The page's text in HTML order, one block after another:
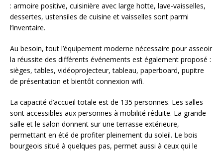
: armoire positive, cuisinière avec large hotte, lave-vaisselles,
dessertes, ustensiles de cuisine et vaisselles sont parmi
l’inventaire.
Au besoin, tout l’équipement moderne nécessaire pour asseoir
la réussite des différents événements est également proposé :
sièges, tables, vidéoprojecteur, tableau, paperboard, pupitre
de présentation et bientôt connexion wifi.
La capacité d’accueil totale est de 135 personnes. Les salles
sont accessibles aux personnes à mobilité réduite. La grande
salle et le salon donnent sur une terrasse extérieure,
permettant en été de profiter pleinement du soleil. Le bois
bourgeois situé à quelques pas, permet aussi à ceux qui le